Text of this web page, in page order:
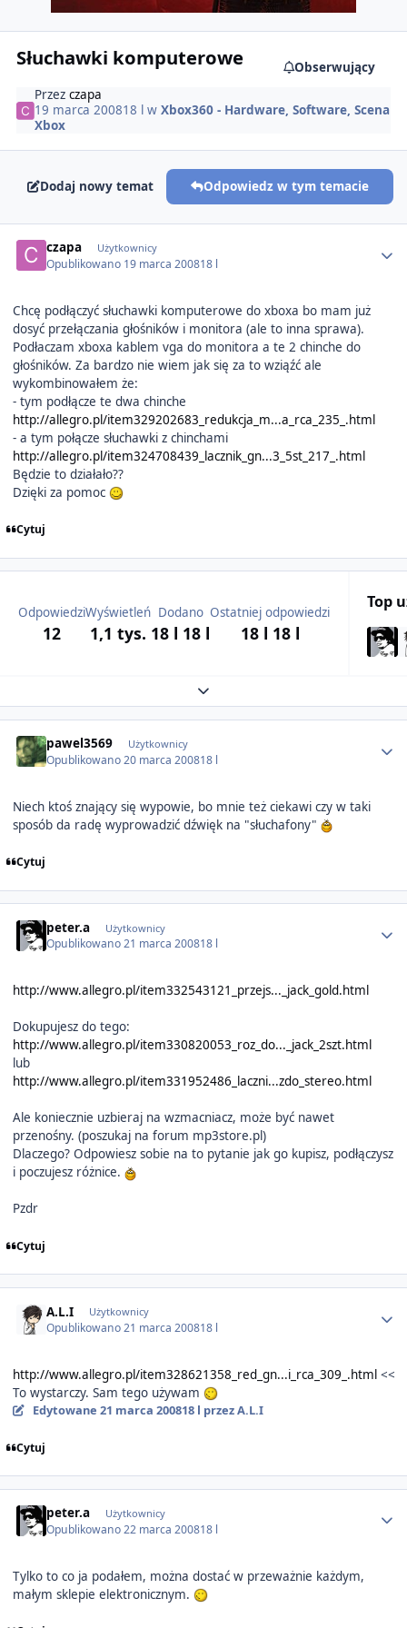
Słuchawki komputerowe
Obserwujący
Przez czapa
19 marca 200818 l w Xbox360 - Hardware, Software, Scena
Xbox
Dodaj nowy temat Odpowiedz w tym temacie
czapa Użytkownicy
Opublikowano 19 marca 200818 l
Chcę podłączyć słuchawki komputerowe do xboxa bo mam już
dosyć przełączania głośników i monitora (ale to inna sprawa).
Podłaczam xboxa kablem vga do monitora a te 2 chinche do
głośników. Za bardzo nie wiem jak się za to wziąźć ale
wykombinowałem że:
- tym podłącze te dwa chinche
http://allegro.pl/item329202683_redukcja_m...a_rca_235_.html
- a tym połącze słuchawki z chinchami
http://allegro.pl/item324708439_lacznik_gn...3_5st_217_.html
Będzie to działało??
Dzięki za pomoc
Cytuj
Odpowiedzi
12
Wyświetleń
1,1 tys.
Dodano
18 l 18 l
Ostatniej odpowiedzi
18 l 18 l
Top
Expand topic overview
pawel3569 Użytkownicy
Opublikowano20 marca 200818 l
Niech ktoś znający się wypowie, bo mnie też ciekawi czy w taki
sposób da radę wyprowadzić dźwięk na "słuchafony"
Cytuj
peter.a Użytkownicy
Opublikowano21 marca 200818 l
http://www.allegro.pl/item332543121_przejs..._jack_gold.html
Dokupujesz do tego:
http://www.allegro.pl/item330820053_roz_do..._jack_2szt.html
lub
http://www.allegro.pl/item331952486_laczni...zdo_stereo.html
Ale koniecznie uzbieraj na wzmacniacz, może być nawet
przenośny. (poszukaj na forum mp3store.pl)
Dlaczego? Odpowiesz sobie na to pytanie jak go kupisz, podłączysz
i poczujesz różnice.
Pzdr
Cytuj
A.L.I Użytkownicy
Opublikowano21 marca 200818 l
http://www.allegro.pl/item328621358_red_gn...i_rca_309_.html<<
To wystarczy. Sam tego używam
Edytowane 21 marca 200818 l przez A.L.I
Cytuj
peter.a Użytkownicy
Opublikowano22 marca 200818 l
Tylko to co ja podałem, można dostać w przeważnie każdym,
małym sklepie elektronicznym.